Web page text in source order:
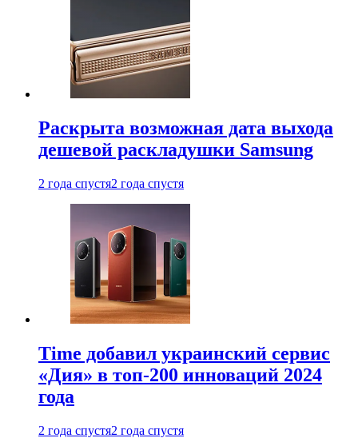
Раскрыта возможная дата выхода
дешевой раскладушки Samsung
2 года спустя2 года спустя
Time добавил украинский сервис
«Дия» в топ-200 инноваций 2024
года
2 года спустя2 года спустя